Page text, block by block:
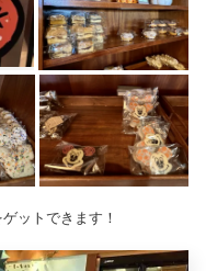
ットできます！